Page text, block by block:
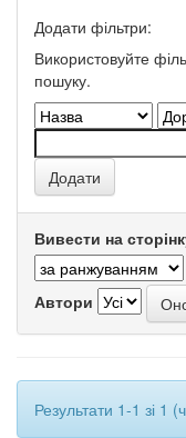
Додати фільтри:
Використовуйте
пошуку.
Вивести на
Автори
Результати 1-1 зі 1